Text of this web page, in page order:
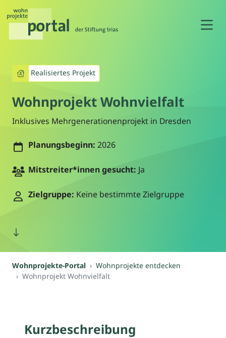
Realisiertes Projekt
Wohnprojekt Wohnvielfalt
Inklusives Mehrgenerationenprojekt in Dresden
Planungsbeginn: 2026
Mitstreiter*innen gesucht: Ja
Zielgruppe: Keine bestimmte Zielgruppe
Wohnprojekte-Portal
Wohnprojekte entdecken
Wohnprojekt Wohnvielfalt
Kurzbeschreibung